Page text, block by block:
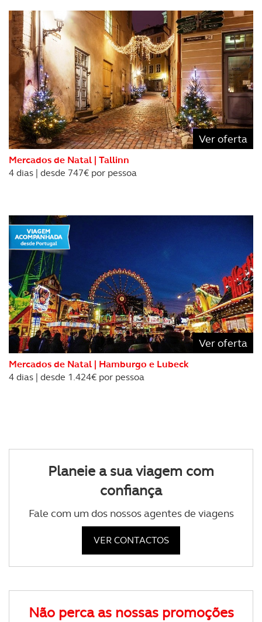
Ver oferta
Mercados de Natal | Tallinn
4 dias | desde 747€ por pessoa
Ver oferta
Mercados de Natal | Hamburgo e Lubeck
4 dias | desde 1.424€ por pessoa
Planeie a sua viagem com
confiança
Fale com um dos nossos agentes de viagens
VER CONTACTOS
Não perca as nossas promoções